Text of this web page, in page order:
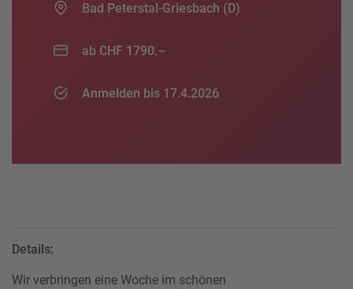
Bad Peterstal-Griesbach (D)
ab CHF 1790.–
Anmelden bis 17.4.2026
Details:
Wir verbringen eine Woche im schönen